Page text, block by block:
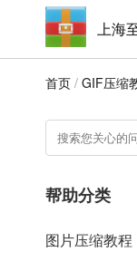
上海
首页 / GIF压缩
帮助分类
图片压缩教程